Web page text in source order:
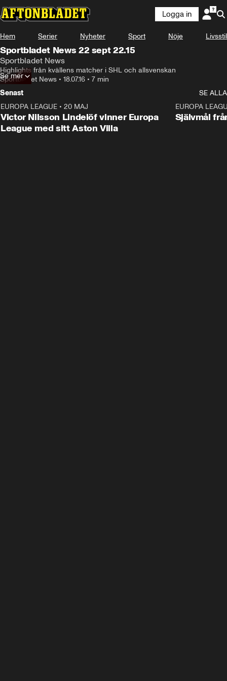
Logga in
Hem Serier Nyheter Sport Nöje Livsstil
Sportbladet News 22 sept 22.15
Sportbladet News
Highlights från kvällens matcher i SHL och allsvenskan
Sportbladet News • 18.07.16 • 7 min
Se mer
Senast
SE ALLA
EUROPA LEAGUE • 20 MAJ
Victor Nilsson Lindelöf vinner Europa
League med sitt Aston Villa
EUROPA
Självmål